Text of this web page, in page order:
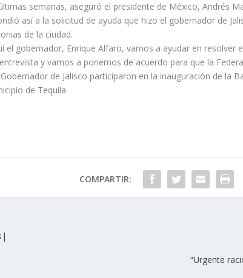
semanas, aseguró el presidente de México, Andrés
así a la solicitud de ayuda que hizo el gobernador de
de la ciudad.
el gobernador, Enrique Alfaro, vamos a ayudar en resolver
y vamos a ponernos de acuerdo para que la
de Jalisco participaron en la inauguración de la
de Tequila.
COMPARTIR:
“Urgente